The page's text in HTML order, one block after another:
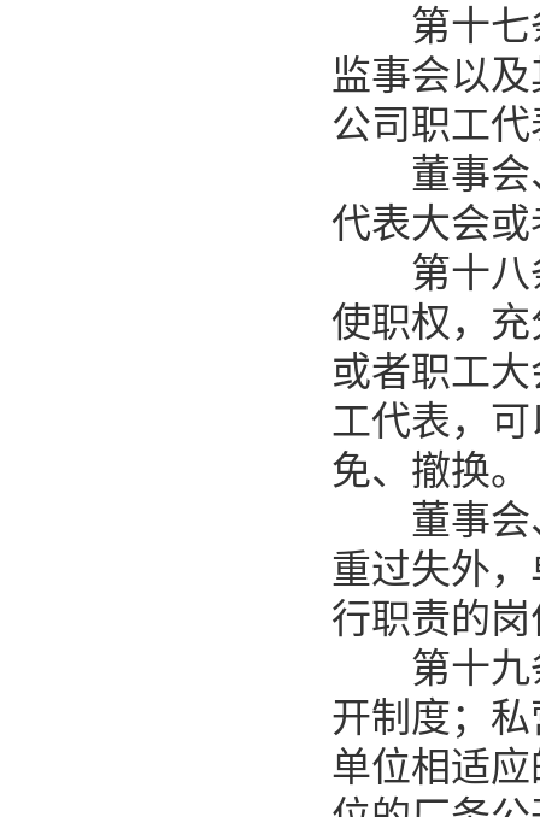
第十七条
监事会以
公司职工
董事会、
代表大会
第十八条
使职权，
或者职工
工代表，
免、撤换。
董事会、
重过失外
行职责的
第十九条
开制度；
单位相适